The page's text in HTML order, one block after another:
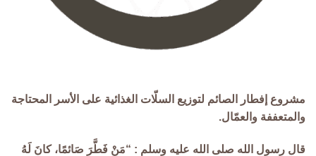
مشروع إفطار الصائم لتوزيع السلّات الغذائية على الأسر المحتاجة
والمتعففة والعمّال.
قال رسول الله صلى الله عليه وسلم : “مَنْ فَطَّرَ صَائمًا، كانَ لَهُ